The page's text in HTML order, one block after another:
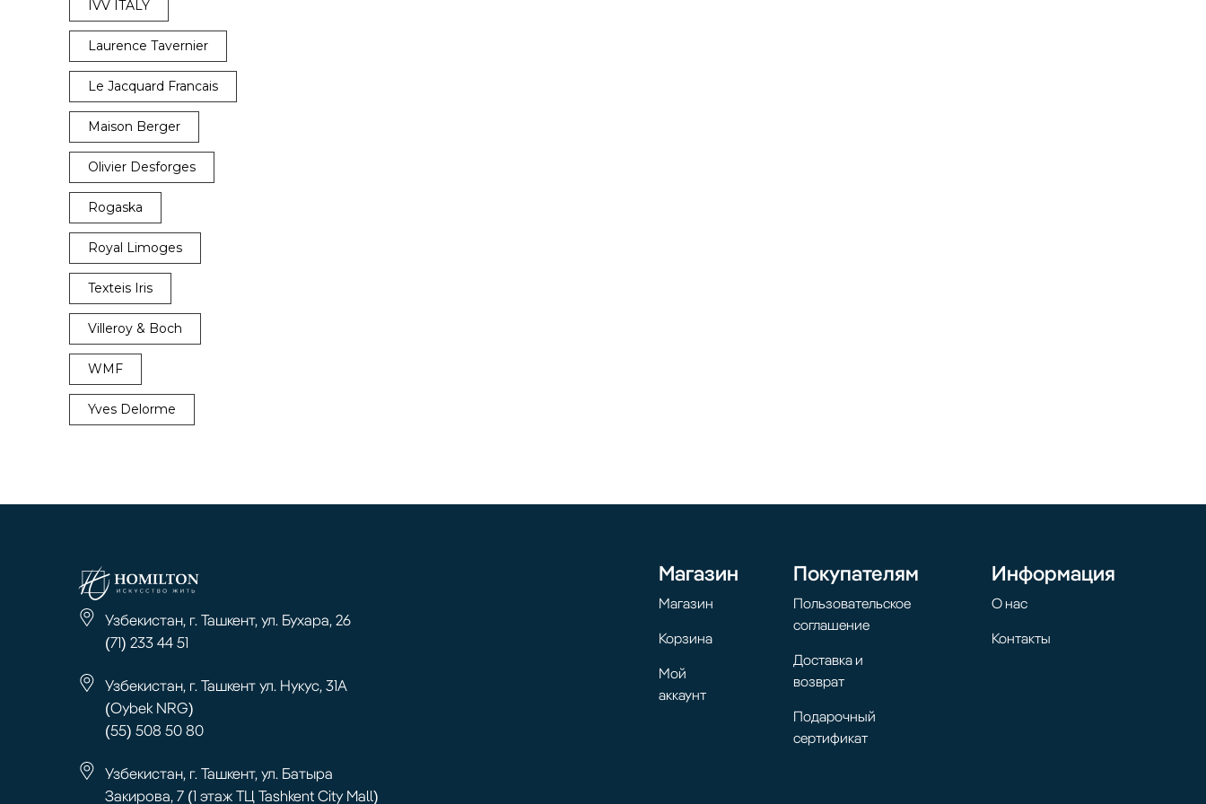
IVV ITALY
Laurence Tavernier
Le Jacquard Francais
Maison Berger
Olivier Desforges
Rogaska
Royal Limoges
Texteis Iris
Villeroy & Boch
WMF
Yves Delorme
Узбекистан, г. Ташкент, ул. Бухара, 26
(71) 233 44 51
Узбекистан, г. Ташкент ул. Нукус, 31А
(Oybek NRG)
(55) 508 50 80
Узбекистан, г. Ташкент, ул. Батыра
Закирова, 7 (1 этаж ТЦ Tashkent City Mall)
Магазин
Магазин
Корзина
Мой
аккаунт
Покупателям
Пользовательское
соглашение
Доставка и
возврат
Подарочный
сертификат
Информация
О нас
Контакты